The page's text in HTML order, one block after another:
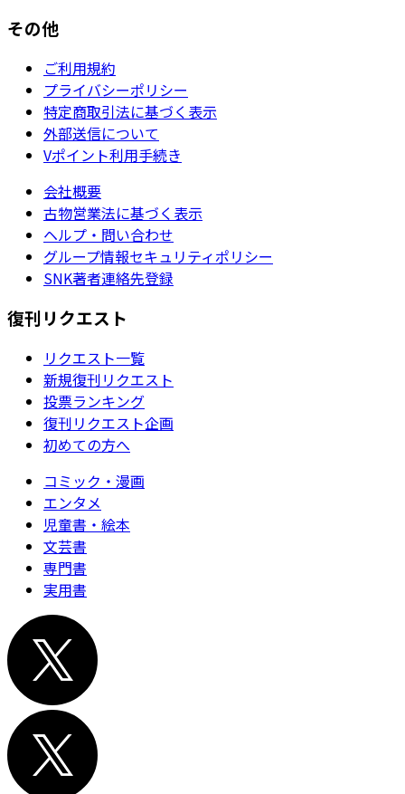
その他
ご利用規約
プライバシーポリシー
特定商取引法に基づく表示
外部送信について
Vポイント利用手続き
会社概要
古物営業法に基づく表示
ヘルプ・問い合わせ
グループ情報セキュリティポリシー
SNK著者連絡先登録
復刊リクエスト
リクエスト一覧
新規復刊リクエスト
投票ランキング
復刊リクエスト企画
初めての方へ
コミック・漫画
エンタメ
児童書・絵本
文芸書
専門書
実用書